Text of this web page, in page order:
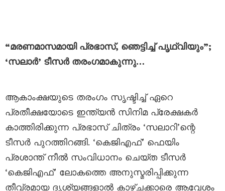
“മരണമാസമായി പ്രഭാസ്, ഞെട്ടിച്ച് പൃഥ്വിയും”;
‘സലാർ’ ടീസർ തരംഗമാകുന്നു…
ആകാംക്ഷയുടെ തരംഗം സൃഷ്ടിച്ച് ഏറെ
പ്രതീക്ഷയോടെ ഇന്ത്യൻ സിനിമ പ്രേക്ഷകർ
കാത്തിരിക്കുന്ന പ്രഭാസ് ചിത്രം ‘സലാറി’ന്റെ
ടീസർ പുറത്തിറങ്ങി. ‘കെജിഎഫ്’ ഫെയിം
പ്രശാന്ത് നീൽ സംവിധാനം ചെയ്ത ടീസർ
‘കെജിഎഫ്’ ലോകത്തെ അനുസ്മരിപ്പിക്കുന്ന
തീവ്രമായ ദൃശ്യങ്ങളാൽ കാഴ്ചക്കാരെ ആവേശം